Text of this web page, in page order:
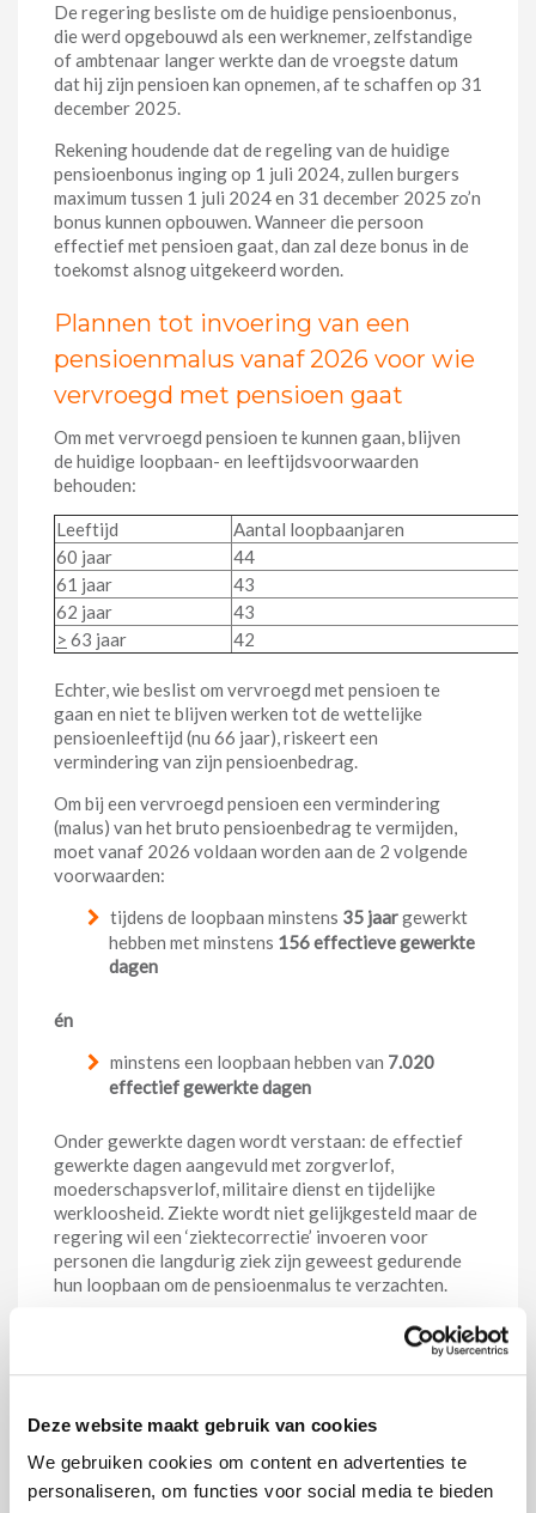
Deze website maakt gebruik van cookies
We gebruiken cookies om content en advertenties te
personaliseren, om functies voor social media te bieden
De regering besliste om de huidige pensioenbonus,
die werd opgebouwd als een werknemer, zelfstandige
of ambtenaar langer werkte dan de vroegste datum
dat hij zijn pensioen kan opnemen, af te schaffen op 31
december 2025.
Rekening houdende dat de regeling van de huidige
pensioenbonus inging op 1 juli 2024, zullen burgers
maximum tussen 1 juli 2024 en 31 december 2025 zo’n
bonus kunnen opbouwen. Wanneer die persoon
effectief met pensioen gaat, dan zal deze bonus in de
toekomst alsnog uitgekeerd worden.
Plannen tot invoering van een
pensioenmalus vanaf 2026 voor wie
vervroegd met pensioen gaat
Om met vervroegd pensioen te kunnen gaan, blijven
de huidige loopbaan- en leeftijdsvoorwaarden
behouden:
Leeftijd
Aantal loopbaanjaren
60 jaar
44
61 jaar
43
62 jaar
43
> 63 jaar 42
Echter, wie beslist om vervroegd met pensioen te
gaan en niet te blijven werken tot de wettelijke
pensioenleeftijd (nu 66 jaar), riskeert een
vermindering van zijn pensioenbedrag.
Om bij een vervroegd pensioen een vermindering
(malus) van het bruto pensioenbedrag te vermijden,
moet vanaf 2026 voldaan worden aan de 2 volgende
voorwaarden:
tijdens de loopbaan minstens 35 jaargewerkt
hebben met minstens 156 effectieve gewerkte
dagen
én
minstens een loopbaan hebben van 7.020
effectief gewerkte dagen
Onder gewerkte dagen wordt verstaan: de effectief
gewerkte dagen aangevuld met zorgverlof,
moederschapsverlof, militaire dienst en tijdelijke
werkloosheid. Ziekte wordt niet gelijkgesteld maar de
regering wil een ‘ziektecorrectie’ invoeren voor
personen die langdurig ziek zijn geweest gedurende
hun loopbaan om de pensioenmalus te verzachten.
Als een persoon niet aan de bijkomende dubbele
pensioenbedrag verminderd worden. De vermindering
Geboortejaar
pensioenleeftijd
<1960
0%